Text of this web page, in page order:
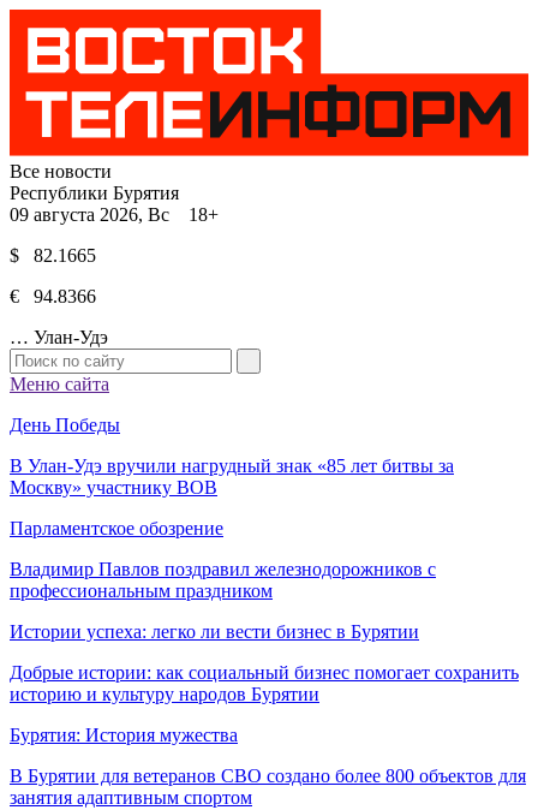
Все новости
Республики Бурятия
09 августа 2026, Вс 18+
$ 82.1665
€ 94.8366
… Улан-Удэ
Меню сайта
День Победы
В Улан-Удэ вручили нагрудный знак «85 лет битвы за
Москву» участнику ВОВ
Парламентское обозрение
Владимир Павлов поздравил железнодорожников с
профессиональным праздником
Истории успеха: легко ли вести бизнес в Бурятии
Добрые истории: как социальный бизнес помогает сохранить
историю и культуру народов Бурятии
Бурятия: История мужества
В Бурятии для ветеранов СВО создано более 800 объектов для
занятия адаптивным спортом